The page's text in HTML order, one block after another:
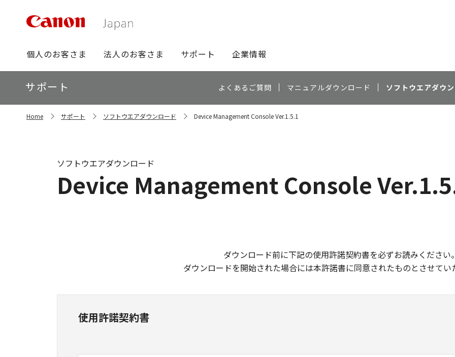
グ
ロ
ー
バ
ビ
個人のお客さま 法人のお客さま サポート 企業情報
ロ
ー
カ
ル
サポート よくあるご質問 マニュアルダウンロード ソフトウエアダウ
Home サポート ソフトウエアダウンロード Device Management Console Ver.1.5.1
Device Management Console
ソフトウエアダウンロード
ダウンロード前に下記の使用許諾契約書を必ずお読みください。
ダウンロードを開始された場合には本許諾書に同意されたものとさせてい
使用許諾契約書